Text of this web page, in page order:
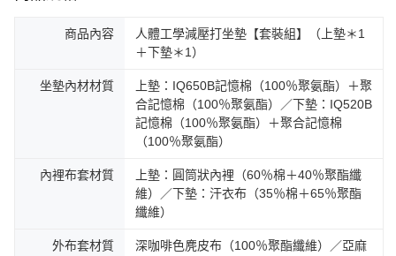
商品內容
人體工學減壓打坐墊【套裝組】（上墊＊1
＋下墊＊1）
坐墊內材材質
上墊：IQ650B記憶棉（100％聚氨酯）＋聚
合記憶棉（100％聚氨酯）／下墊：IQ520B
記憶棉（100％聚氨酯）＋聚合記憶棉
（100％聚氨酯）
內裡布套材質
上墊：圓筒狀內裡（60％棉＋40％聚酯纖
維）／下墊：汗衣布（35％棉＋65％聚酯
纖維）
外布套材質
深咖啡色麂皮布（100％聚酯纖維）／亞麻